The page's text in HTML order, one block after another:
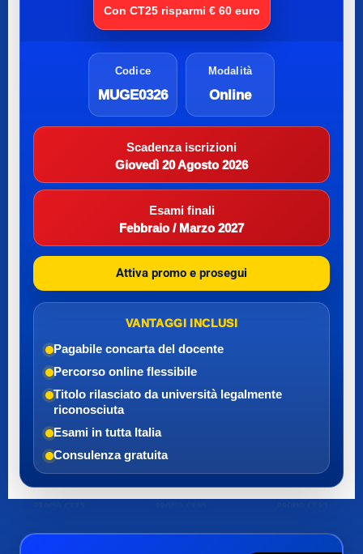
Con CT25 risparmi € 60 euro
Codice
MUGE0326
Modalità
Online
Scadenza iscrizioni
Giovedì 20 Agosto 2026
Esami finali
Febbraio / Marzo 2027
Attiva promo e prosegui
VANTAGGI INCLUSI
Pagabile concarta del docente
Percorso online flessibile
Titolo rilasciato da università legalmente
riconosciuta
Esami in tutta Italia
Consulenza gratuita